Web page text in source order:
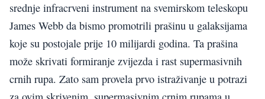
srednje infracrveni instrument na svemirskom teleskopu
James Webb da bismo promotrili prašinu u galaksijama
koje su postojale prije 10 milijardi godina. Ta prašina
može skrivati formiranje zvijezda i rast supermasivnih
crnih rupa. Zato sam provela prvo istraživanje u potrazi